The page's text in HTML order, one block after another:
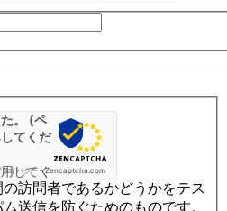
。 (ペ
てくだ
してく
ライバシー -Zencaptcha.com
訪問者であるかどうかをテス
送信を防ぐためのものです。